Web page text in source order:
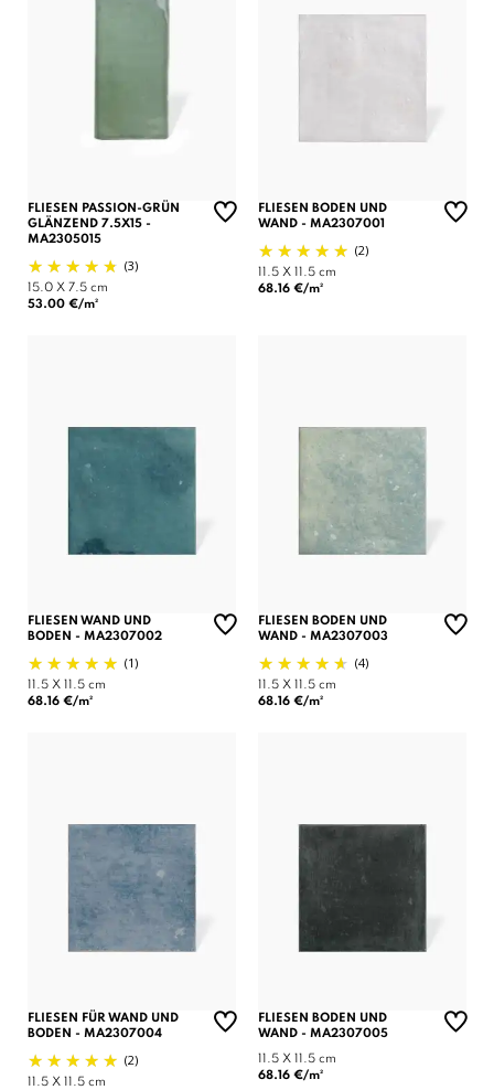
FLIESEN PASSION-GRÜN
GLÄNZEND 7.5X15 -
MA2305015
(3)
15.0 X 7.5 cm
53.00 €/m²
FLIESEN BODEN UND
WAND - MA2307001
(2)
11.5 X 11.5 cm
68.16 €/m²
FLIESEN WAND UND
BODEN - MA2307002
(1)
11.5 X 11.5 cm
68.16 €/m²
FLIESEN BODEN UND
WAND - MA2307003
(4)
11.5 X 11.5 cm
68.16 €/m²
FLIESEN FÜR WAND UND
BODEN - MA2307004
(2)
11.5 X 11.5 cm
FLIESEN BODEN UND
WAND - MA2307005
11.5 X 11.5 cm
68.16 €/m²